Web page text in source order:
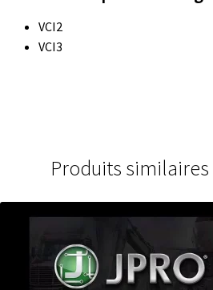
VCI2
VCI3
Produits similaires